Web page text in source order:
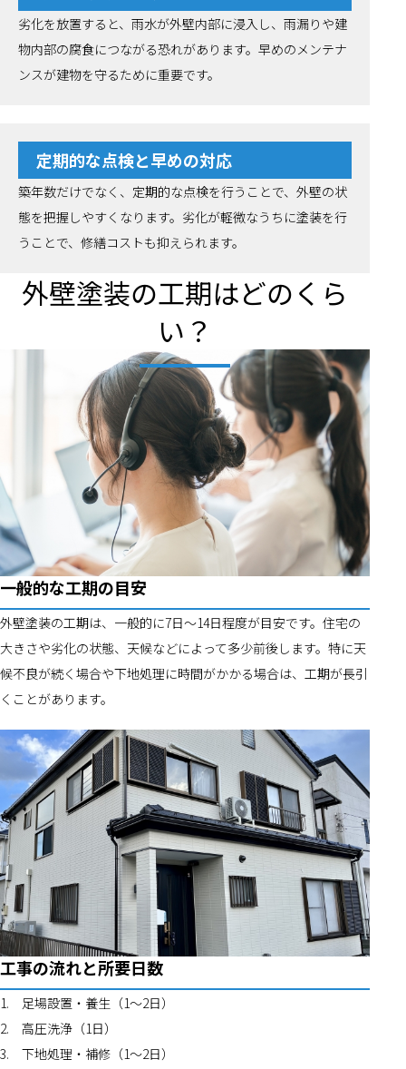
劣化を放置すると、雨水が外壁内部に浸入し、雨漏りや建
物内部の腐食につながる恐れがあります。早めのメンテナ
ンスが建物を守るために重要です。
定期的な点検と早めの対応
築年数だけでなく、定期的な点検を行うことで、外壁の状
態を把握しやすくなります。劣化が軽微なうちに塗装を行
うことで、修繕コストも抑えられます。
外壁塗装の工期はどのくら
い？
一般的な工期の目安
外壁塗装の工期は、一般的に7日〜14日程度が目安です。住宅の
大きさや劣化の状態、天候などによって多少前後します。特に天
候不良が続く場合や下地処理に時間がかかる場合は、工期が長引
くことがあります。
工事の流れと所要日数
1.	足場設置・養生（1〜2日）
2.	高圧洗浄（1日）
3.	下地処理・補修（1〜2日）